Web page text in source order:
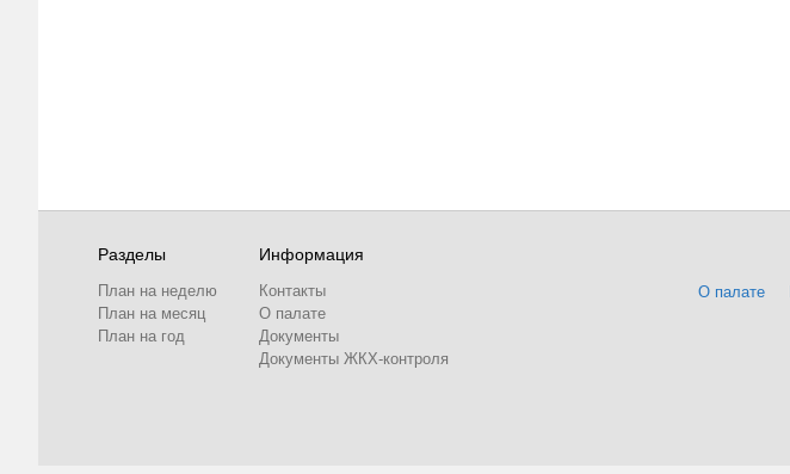
Разделы
План на неделю
План на месяц
План на год
Информация
Контакты
О палате
Документы
Документы ЖКХ-контроля
О палате